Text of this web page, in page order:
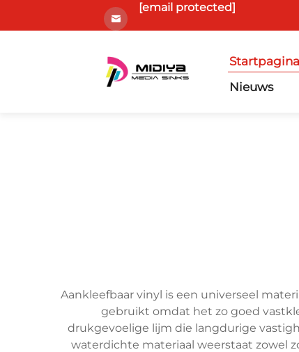
[email protected]
Startpagina
Nieuws
Aankleefbaar vinyl is een universeel
gebruikt omdat het zo goed
drukgevoelige lijm die langdurige
waterdichte materiaal weerstaat zowel